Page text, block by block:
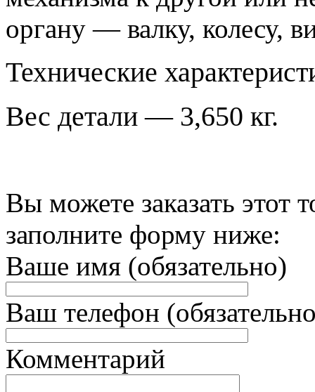
органу — валку, колесу,
Технические
Вес детали — 3,650 кг.
Вы можете заказать этот
заполните форму ниже:
Ваше имя (обязательно)
Ваш телефон
Комментарий